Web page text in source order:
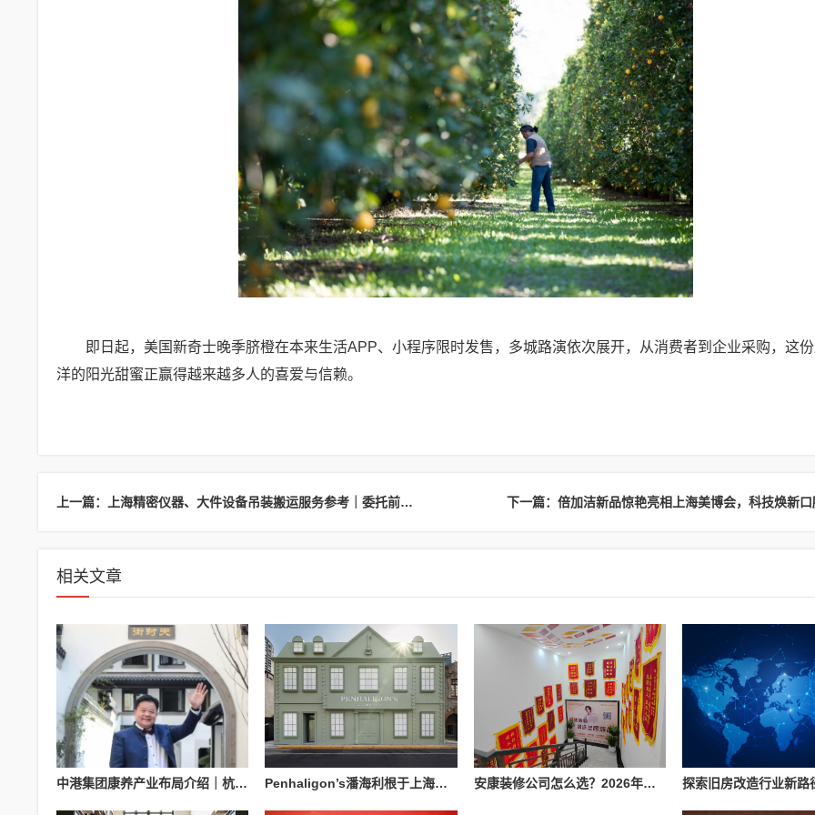
即日起，美国新奇士晚季脐橙在本来生活APP、小程序限时发售，多城路演依次展开，从消费者到企业采购，这
洋的阳光甜蜜正赢得越来越多人的喜爱与信赖。
上一篇：上海精密仪器、大件设备吊装搬运服务参考｜委托前需关注的若干事项
相关文章
中港集团康养产业布局介绍｜杭州国际医养科技有限公司业务参考 Penhaligon’s潘海利根于上海隆重呈献《游弋之地：伦敦名流录》主题展览 致敬肖像兽首系列十周年传奇篇章 安康装修公司怎么选？2026年本地装修市场信息参考